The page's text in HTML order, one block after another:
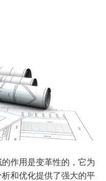
作用是变革性的，它为
和优化提供了强大的平